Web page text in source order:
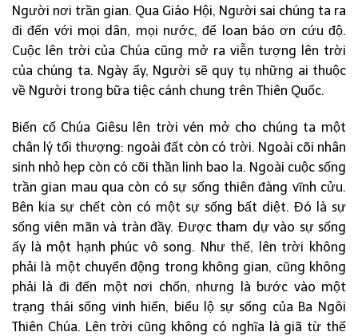
Người nơi trần gian. Qua Giáo Hội, Người sai chúng ta ra
đi đến với mọi dân, mọi nước, để loan báo ơn cứu độ.
Cuộc lên trời của Chúa cũng mở ra viễn tượng lên trời
của chúng ta. Ngày ấy, Người sẽ quy tụ những ai thuộc
về Người trong bữa tiệc cánh chung trên Thiên Quốc.
Biến cố Chúa Giêsu lên trời vén mở cho chúng ta một
chân lý tối thượng: ngoài đất còn có trời. Ngoài cõi nhân
sinh nhỏ hẹp còn có cõi thần linh bao la. Ngoài cuộc sống
trần gian mau qua còn có sự sống thiên đàng vĩnh cửu.
Bên kia sự chết còn có một sự sống bất diệt. Đó là sự
sống viên mãn và tràn đầy. Được tham dự vào sự sống
ấy là một hạnh phúc vô song. Như thế, lên trời không
phải là một chuyển động trong không gian, cũng không
phải là đi đến một nơi chốn, nhưng là bước vào một
trạng thái sống vinh hiển, biểu lộ sự sống của Ba Ngôi
Thiên Chúa. Lên trời cũng không có nghĩa là giã từ thế